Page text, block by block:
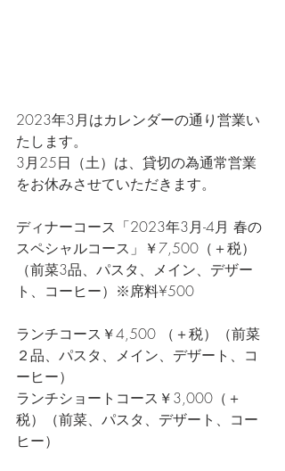
2023年3月はカレンダーの通り営業い
たします。
3月25日（土）は、貸切の為通常営業
をお休みさせていただきます。
ディナーコース「2023年3月-4月 春の
スペシャルコース」￥7,500（＋税）
（前菜3品、パスタ、メイン、デザー
ト、コーヒー）※席料¥500
ランチコース￥4,500 （＋税）（前菜
２品、パスタ、メイン、デザート、コ
ーヒー）
ランチショートコース￥3,000（＋
税）（前菜、パスタ、デザート、コー
ヒー）